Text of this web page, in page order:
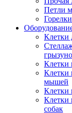
Петли
Клетки
Клетки
Клетки
мышей
Клетки
Клетки
собак